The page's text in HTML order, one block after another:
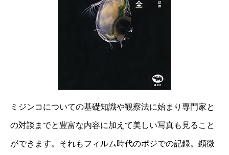
ミジンコについての基礎知識や観察法に始まり専門家と
の対談までと豊富な内容に加えて美しい写真も見ること
ができます。それもフィルム時代のポジでの記録。顕微